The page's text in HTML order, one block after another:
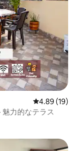
レビュー19
4.89 (19)
力的なテラス